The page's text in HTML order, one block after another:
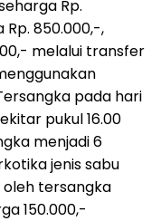
Rp.
850.000,-,
melalui transfer
pada hari
pukul 16.00
menjadi 6
jenis sabu
tersangka
150.000,-